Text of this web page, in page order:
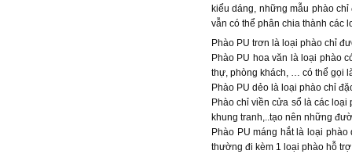
kiểu dáng, những mẫu phào
vẫn có thể phân chia thành các
Phào PU trơn là loại phào chỉ
Phào PU hoa văn là loại phào
thự, phòng khách, … có thể gọi
Phào PU dẻo là loại phào chỉ
Phào chỉ viền cửa sổ là các
khung tranh,..tạo nên những
Phào PU máng hắt là loại
thường đi kèm 1 loại phào hỗ